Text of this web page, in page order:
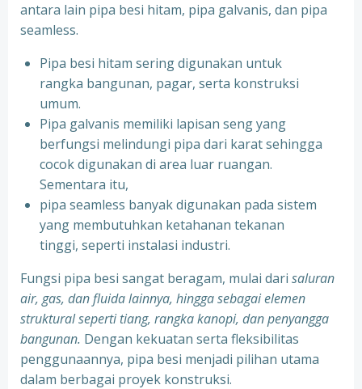
antara lain pipa besi hitam, pipa galvanis, dan pipa
seamless.
Pipa besi hitam sering digunakan untuk
rangka bangunan, pagar, serta konstruksi
umum.
⁠Pipa galvanis memiliki lapisan seng yang
berfungsi melindungi pipa dari karat sehingga
cocok digunakan di area luar ruangan.
Sementara itu,
⁠pipa seamless banyak digunakan pada sistem
yang membutuhkan ketahanan tekanan
tinggi, seperti instalasi industri.
Fungsi pipa besi sangat beragam, mulai dari saluran
air, gas, dan fluida lainnya, hingga sebagai elemen
struktural seperti tiang, rangka kanopi, dan penyangga
bangunan. Dengan kekuatan serta fleksibilitas
penggunaannya, pipa besi menjadi pilihan utama
dalam berbagai proyek konstruksi.